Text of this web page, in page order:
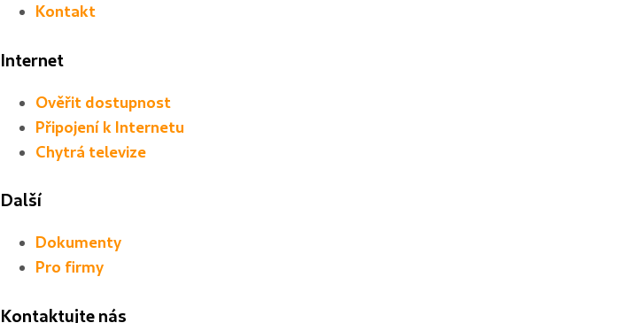
Kontakt
Internet
Ověřit dostupnost
Připojení k Internetu
Chytrá televize
Další
Dokumenty
Pro firmy
Kontaktujte nás